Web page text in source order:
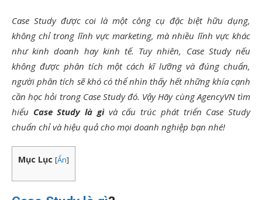
Case Study được coi là một công cụ đặc biệt hữu dụng,
không chỉ trong lĩnh vực marketing, mà nhiều lĩnh vực khác
như kinh doanh hay kinh tế. Tuy nhiên, Case Study nếu
không được phân tích một cách kĩ lưỡng và đúng chuẩn,
người phân tích sẽ khó có thể nhìn thấy hết những khía cạnh
cần học hỏi trong Case Study đó. Vậy Hãy cùng AgencyVN tìm
hiểu Case Study là gìvà cấu trúc phát triển Case Study
chuẩn chỉ và hiệu quả cho mọi doanh nghiệp bạn nhé!
Mục Lục [Ẩn]